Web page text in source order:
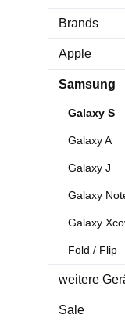
Brands
Apple
Samsung
Galaxy S
Galaxy A
Galaxy J
Galaxy
Galaxy
Fold / Flip
weitere
Sale